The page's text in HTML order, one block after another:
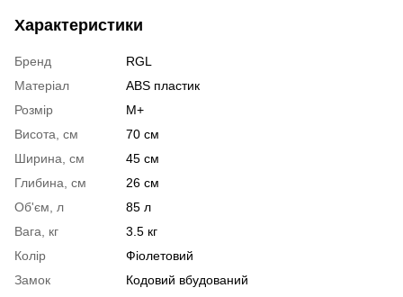
Характеристики
Бренд
RGL
Матеріал
ABS пластик
Розмір
M+
Висота, см
70 см
Ширина, см
45 см
Глибина, см
26 см
Об'єм, л
85 л
Вага, кг
3.5 кг
Колір
Фіолетовий
Замок
Кодовий вбудований